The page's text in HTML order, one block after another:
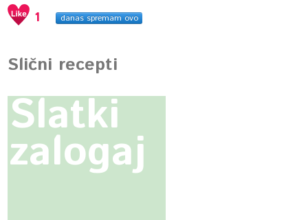
1 danas spremam ovo
Slični recepti
Slatki
zalogaj